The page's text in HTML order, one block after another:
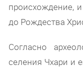
происхождение,
до Рождества
Согласно
селения Чхари и